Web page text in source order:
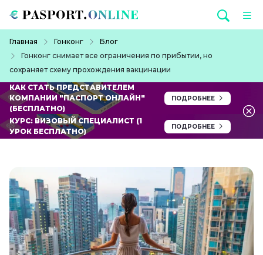
Главная Гонконг
Блог
Гонконг снимает все ограничения по прибытии, но
сохраняет схему прохождения вакцинации
КАК СТАТЬ ПРЕДСТАВИТЕЛЕМ
КОМПАНИИ "ПАСПОРТ ОНЛАЙН"
(БЕСПЛАТНО)
ПОДРОБНЕЕ
КУРС: ВИЗОВЫЙ СПЕЦИАЛИСТ (1
УРОК БЕСПЛАТНО)
ПОДРОБНЕЕ